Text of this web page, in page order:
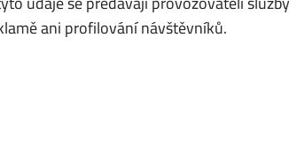
ani profilování návštěvníků.